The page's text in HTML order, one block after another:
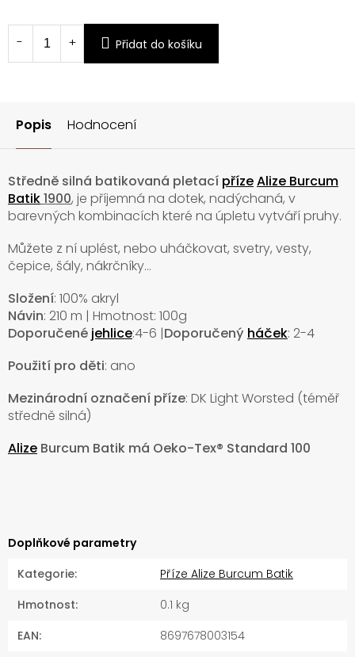
cena:
Přidat do košíku
Popis Hodnocení
Středně silná batikovaná pletací přízeAlize Burcum
Batik1900, je příjemná na dotek, nadýchaná, v
barevných kombinacích které na úpletu vytváří pruhy.
Můžete z ní uplést, nebo uháčkovat, svetry, vesty,
čepice, šály, nákrčníky...
Složení: 100% akryl
Návin: 210 m | Hmotnost: 100g
Doporučené jehlice:4-6 |Doporučený háček: 2-4
Použití pro děti: ano
Mezinárodní označení příze: DK Light Worsted (téměř
středně silná)
Alize Burcum Batik má Oeko-Tex® Standard 100
Doplňkové parametry
Kategorie:
Příze Alize Burcum Batik
Hmotnost:
0.1 kg
EAN: 8697678003154